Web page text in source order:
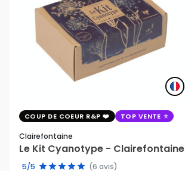
COUP DE COEUR R&P TOP VENTE
Clairefontaine
Le Kit Cyanotype - Clairefontaine
5/5 (6 avis)